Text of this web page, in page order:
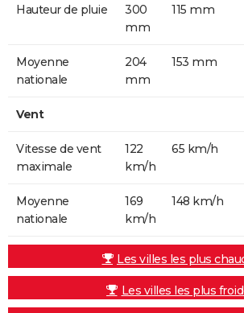
Hauteur de pluie
300
mm
115 mm
Moyenne
nationale
204
mm
153 mm
Vent
Vitesse de vent
maximale
122
km/h
65 km/h
Moyenne
nationale
169
km/h
148 km/h
Les villes les plus
Les villes les plus